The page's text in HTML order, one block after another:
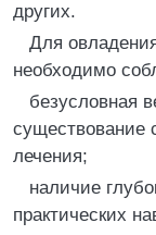
других.
Для
необходимо
безусловная
существование
лечения;
наличие
практических